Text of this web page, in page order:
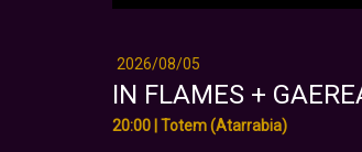
2026/08/05
IN FLAMES +
20:00 | Totem (Atarrabia)